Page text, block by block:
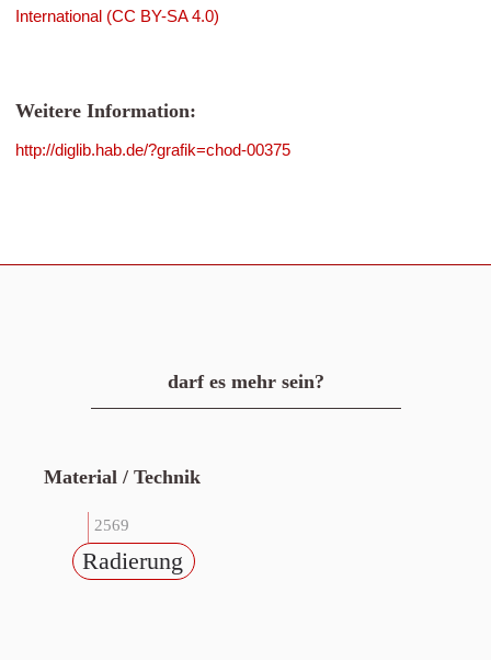
International (CC BY-SA 4.0)
Weitere Information:
http://diglib.hab.de/?grafik=chod-00375
darf es mehr sein?
Material / Technik
2569
Radierung